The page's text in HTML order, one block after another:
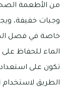
من الأطعمة
وجبات خفيفة،
خاصة في فصل
الماء للحفاظ
تكون على
الطريق لاستخدام